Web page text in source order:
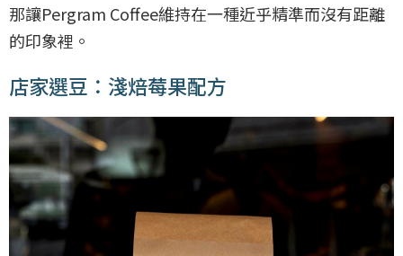
那讓Pergram Coffee維持在一種近乎精準而沒有距離
的印象裡。
店家選豆：淺焙莓果配方